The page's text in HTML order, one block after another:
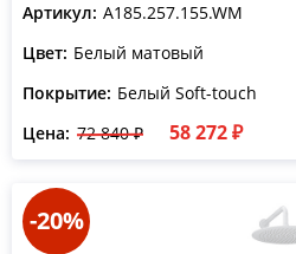
Артикул: A185.257.155.WM
Цвет: Белый матовый
Покрытие: Белый Soft-touch
Цена: 72 840 ₽ 58 272 ₽
-20%